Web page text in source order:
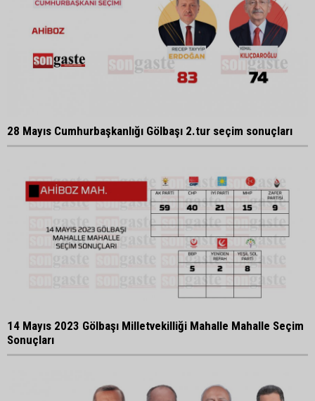
28 Mayıs Cumhurbaşkanlığı Gölbaşı 2.tur seçim sonuçları
14 Mayıs 2023 Gölbaşı Milletvekilliği Mahalle Mahalle Seçim
Sonuçları